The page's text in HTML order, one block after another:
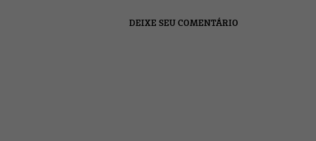
DEIXE SEU COMENTÁRIO